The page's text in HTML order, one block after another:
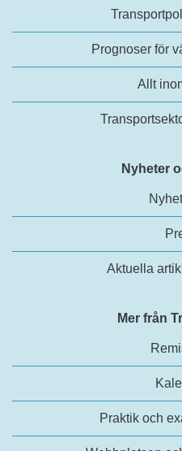
Prognoser för
Allt
Nyheter
Aktuella
Mer från
Praktik och